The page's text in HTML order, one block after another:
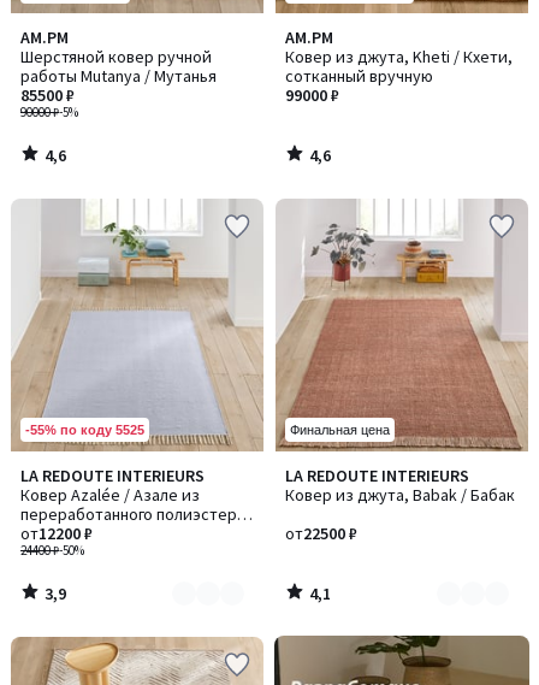
AM.PM
Шерстяной ковер ручной
работы Mutanya / Мутанья
90000 ₽-5%
85500 ₽
4,6
/ 5
4,6
/
AM.PM
Ковер из джута, Kheti / Кхети,
сотканный вручную
99000 ₽
4,6
/ 5
4,6
/
-55% по коду 5525
LA REDOUTE INTERIEURS
Ковер Azalée / Азале из
переработанного полиэстера
для внутренних и наружных
помещений
24400 ₽-50%
от12200 ₽
3,9
/ 5
Количество
цветов:
3
3,9
/
Финальная цена
LA REDOUTE INTERIEURS
Ковер из джута, Babak / Бабак
от22500 ₽
4,1
/ 5
Количество
цветов:
4,1
/